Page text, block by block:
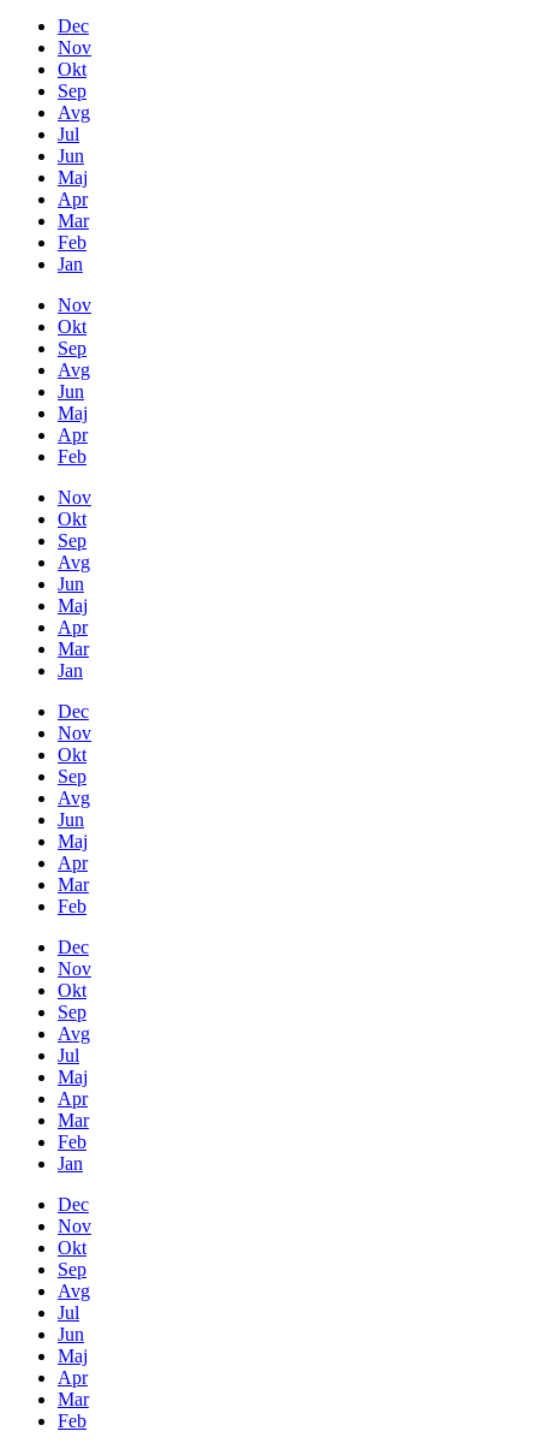
Dec
Nov
Okt
Sep
Avg
Jul
Jun
Maj
Apr
Mar
Feb
Jan
Nov
Okt
Sep
Avg
Jun
Maj
Apr
Feb
Nov
Okt
Sep
Avg
Jun
Maj
Apr
Mar
Jan
Dec
Nov
Okt
Sep
Avg
Jun
Maj
Apr
Mar
Feb
Dec
Nov
Okt
Sep
Avg
Jul
Maj
Apr
Mar
Feb
Jan
Dec
Nov
Okt
Sep
Avg
Jul
Jun
Maj
Apr
Mar
Feb